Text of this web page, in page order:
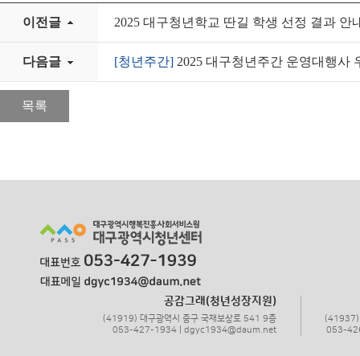
이전글 2025 대구청년학교 딴길 학생 선정 결과 안
다음글 [청년주간] 2025 대구청년주간 운영대행사
목록
공감그래(청년성장지원)
(41919) 대구광역시 중구 국채보상로 541 9층
053-427-1934 | dgyc1934@daum.net
(41937)
053-